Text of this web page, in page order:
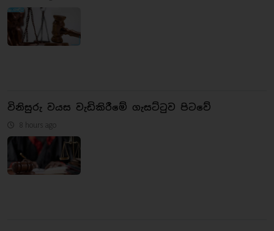
විනිසුරු වයස වැඩිකිරීමේ ගැසට්ටුව පිටවේ
8 hours ago